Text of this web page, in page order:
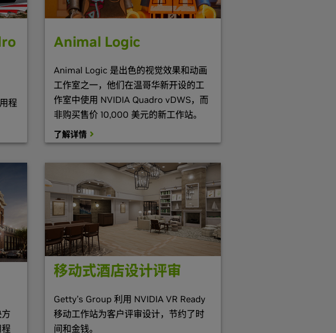
程
Animal Logic
Animal Logic 是出色的视觉效果和动画
工作室之一，他们在温哥华新开设的工
作室中使用 NVIDIA Quadro vDWS，而
非购买售价 10,000 美元的新工作站。
了解详情
移动式酒店设计评审
Getty’s Group 利用 NVIDIA VR Ready
移动工作站为客户评审设计，节约了时
间和金钱。